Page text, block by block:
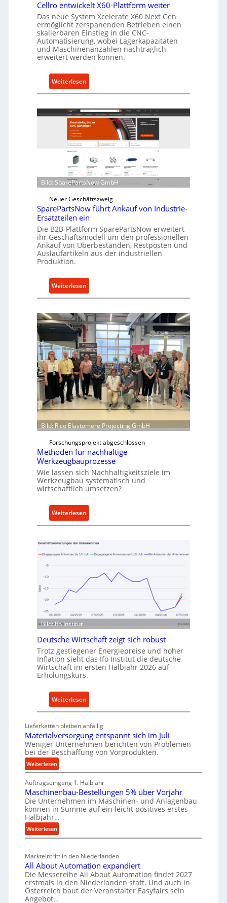
s
t
s
c
u
t
z
f
ü
r
i
n
i
r
k
t
A
n
t
i
e
b
Cellro entwickelt X60-Plattform weiter
Das neue System Xcelerate X60 Next Gen
ermöglicht zerspanenden Betrieben einen
skalierbaren Einstieg in die CNC-
Automatisierung, wobei Lagerkapazitäten
und Maschinenanzahlen nachträglich
erweitert werden können.
Weiterlesen:
C
l
l
n
t
w
i
c
k
e
l
t
0
-
l
a
t
t
f
o
m
w
e
i
t
e
r
Bild: SparePartsNow GmbH
Neuer Geschäftszweig
SparePartsNow führt Ankauf von Industrie-
Ersatzteilen ein
Die B2B-Plattform SparePartsNow erweitert
ihr Geschäftsmodell um den professionellen
Ankauf von Überbeständen, Restposten und
Auslaufartikeln aus der industriellen
Produktion.
Weiterlesen:
S
a
r
e
P
a
r
s
N
o
w
ü
h
r
t
A
k
a
f
v
I
t
i
e
-
E
r
s
t
z
t
i
l
e
n
n
Bild: Rico Elastomere Projecting GmbH
Forschungsprojekt abgeschlossen
Methoden für nachhaltige
Werkzeugbauprozesse
Wie lassen sich Nachhaltigkeitsziele im
Werkzeugbau systematisch und
wirtschaftlich umsetzen?
Weiterlesen:
M
t
h
d
ü
r
n
a
c
h
a
l
t
i
g
e
W
k
z
e
a
u
p
r
o
Bild: Ifo Institut
Deutsche Wirtschaft zeigt sich robust
Trotz gestiegener Energiepreise und hoher
Inflation sieht das Ifo Institut die deutsche
Wirtschaft im ersten Halbjahr 2026 auf
Erholungskurs.
Weiterlesen:
D
u
t
s
h
e
W
s
h
a
f
t
Lieferketten bleiben anfällig
Materialversorgung entspannt sich im Juli
Weniger Unternehmen berichten von Problemen
bei der Beschaffung von Vorprodukten.
Weiterlesen:
M
a
t
e
r
i
a
l
e
r
s
o
Auftragseingang 1. Halbjahr
Maschinenbau-Bestellungen 5% über Vorjahr
Die Unternehmen im Maschinen- und Anlagenbau
können in Summe auf ein leicht positives erstes
Halbjahr…
Weiterlesen:
M
s
c
h
i
n
Markteintritt in den Niederlanden
All About Automation expandiert
Die Messereihe All About Automation findet 2027
erstmals in den Niederlanden statt. Und auch in
Österreich baut der Veranstalter Easyfairs sein
Angebot…